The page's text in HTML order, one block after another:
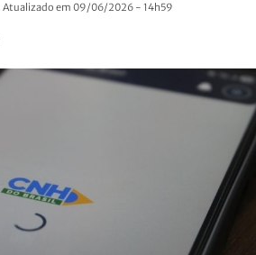
Atualizado em 09/06/2026 - 14h59